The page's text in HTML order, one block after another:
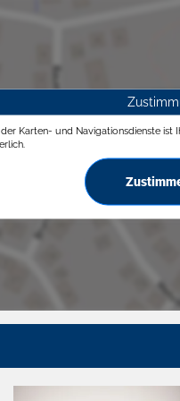
Karten- und Navigationsdienste ist